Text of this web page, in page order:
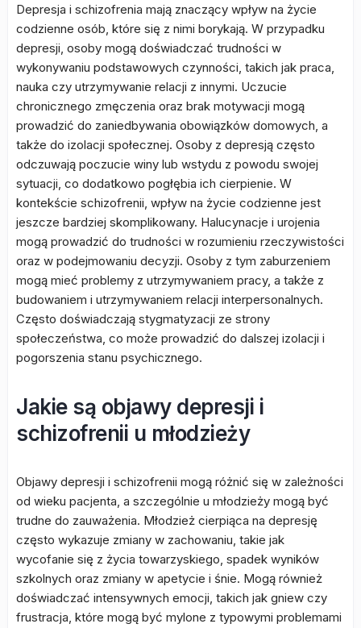
Depresja i schizofrenia mają znaczący wpływ na życie
codzienne osób, które się z nimi borykają. W przypadku
depresji, osoby mogą doświadczać trudności w
wykonywaniu podstawowych czynności, takich jak praca,
nauka czy utrzymywanie relacji z innymi. Uczucie
chronicznego zmęczenia oraz brak motywacji mogą
prowadzić do zaniedbywania obowiązków domowych, a
także do izolacji społecznej. Osoby z depresją często
odczuwają poczucie winy lub wstydu z powodu swojej
sytuacji, co dodatkowo pogłębia ich cierpienie. W
kontekście schizofrenii, wpływ na życie codzienne jest
jeszcze bardziej skomplikowany. Halucynacje i urojenia
mogą prowadzić do trudności w rozumieniu rzeczywistości
oraz w podejmowaniu decyzji. Osoby z tym zaburzeniem
mogą mieć problemy z utrzymywaniem pracy, a także z
budowaniem i utrzymywaniem relacji interpersonalnych.
Często doświadczają stygmatyzacji ze strony
społeczeństwa, co może prowadzić do dalszej izolacji i
pogorszenia stanu psychicznego.
Jakie są objawy depresji i
schizofrenii u młodzieży
Objawy depresji i schizofrenii mogą różnić się w zależności
od wieku pacjenta, a szczególnie u młodzieży mogą być
trudne do zauważenia. Młodzież cierpiąca na depresję
często wykazuje zmiany w zachowaniu, takie jak
wycofanie się z życia towarzyskiego, spadek wyników
szkolnych oraz zmiany w apetycie i śnie. Mogą również
doświadczać intensywnych emocji, takich jak gniew czy
frustracja, które mogą być mylone z typowymi problemami